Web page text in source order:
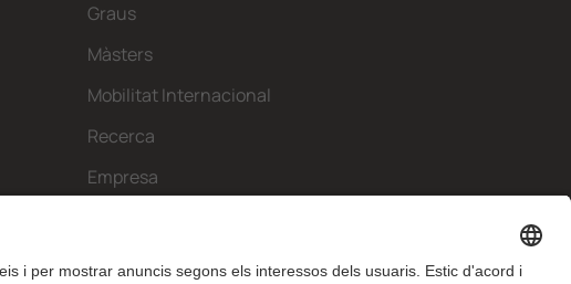
Graus
Màsters
Mobilitat Internacional
Recerca
Empresa